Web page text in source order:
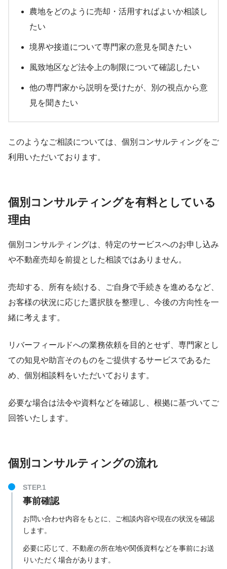
農地をどのように売却・活用すればよいか相談し
たい
境界や接道について専門家の意見を聞きたい
風致地区など法令上の制限について確認したい
他の専門家から説明を受けたが、別の視点から意
見を聞きたい
このようなご相談については、個別コンサルティングをご
利用いただいております。
個別コンサルティングを有料としている
理由
個別コンサルティングは、特定のサービスへのお申し込み
や不動産売却を前提とした相談ではありません。
売却する、所有を続ける、ご自身で手続きを進めるなど、
お客様の状況に応じた選択肢を整理し、今後の方向性を一
緒に考えます。
リバーフィールドへの業務依頼を目的とせず、専門家とし
ての知見や助言そのものをご提供するサービスであるた
め、個別相談料をいただいております。
必要な場合は法令や資料などを確認し、根拠に基づいてご
回答いたします。
個別コンサルティングの流れ
事前確認
お問い合わせ内容をもとに、ご相談内容や現在の状況を確認
します。
必要に応じて、不動産の所在地や関係資料などを事前にお送
りいただく場合があります。